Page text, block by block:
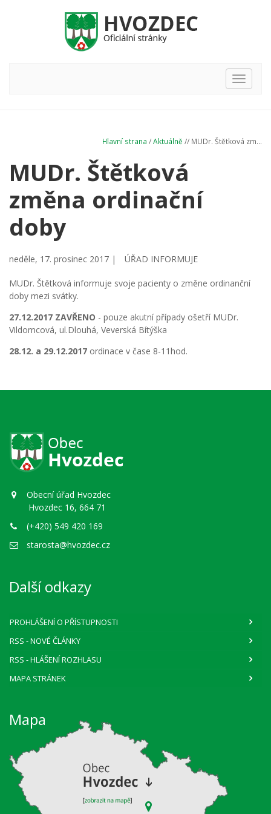
Hlavní
nabídka
Hlavní strana /Aktuálně // MUDr. Štětková zm...
MUDr. Štětková
změna ordinační
doby
neděle, 17. prosinec 2017 | ÚŘAD INFORMUJE
MUDr. Štětková informuje svoje pacienty o změne ordinanční
doby mezi svátky.
27.12.2017 ZAVŘENO - pouze akutní případy ošetří MUDr.
Vildomcová, ul.Dlouhá, Veverská Bítýška
28.12. a 29.12.2017 ordinace v čase 8-11hod.
Obecní úřad Hvozdec
Hvozdec 16, 664 71
(+420) 549 420 169
starosta@hvozdec.cz
Další odkazy
PROHLÁŠENÍ O PŘÍSTUPNOSTI
RSS - NOVÉ ČLÁNKY
RSS - HLÁŠENÍ ROZHLASU
MAPA STRÁNEK
Mapa